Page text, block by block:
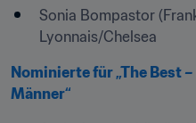
Sonia Bompastor
Lyonnais/Chelsea
Nominierte für „The Best
Männer“